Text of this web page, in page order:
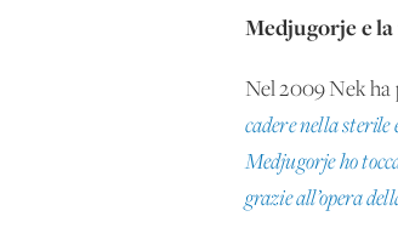
Medjugorje e
Nel 2009 Nek ha
cadere nella
Medjugorje ho
grazie all’opera